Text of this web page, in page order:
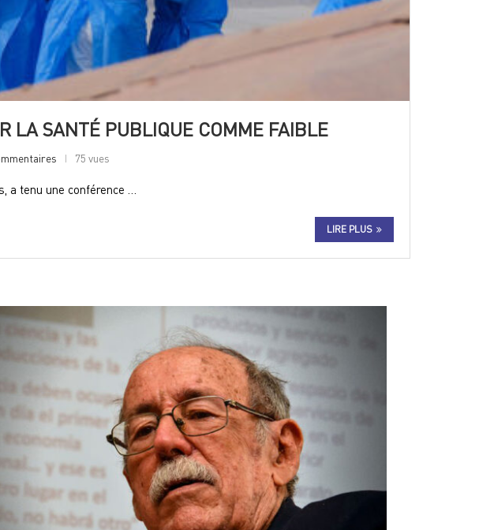
LA SANTÉ PUBLIQUE COMME FAIBLE
75 vues
a tenu une conférence …
LIRE PLUS